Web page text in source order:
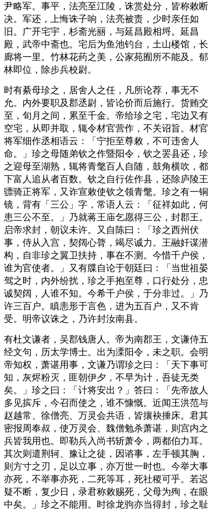
尹略军。事平，法亮至江陵，诛赏处分，皆称敕断
决。军还，上悔诛子响，法亮被责，少时亲任如
旧。广开宅宇，杉斋光丽，与延昌殿相埒。延昌
殿，武帝中斋也。宅后为鱼池钓台，土山楼馆，长
廊将一里。竹林花药之美，公家苑囿所不能及。郁
林即位，除步兵校尉。
时有綦母珍之，居舍人之任，凡所论荐，事无不
允。内外要职及郡丞尉，皆论价而后施行。货贿交
至，旬月之间，累至千金。帝给珍之宅，宅边又有
空宅，从即并取，辄令材官营作，不关诏旨。材官
将军细作丞相语云：「宁拒至尊敕，不可违舍人
命。」珍之母随弟钦之作暨阳令，钦之罢县还，珍
之迎母至湖熟，辄将青氅百人自随，鼓角横吹，都
下富人追从者百数。钦之自行佐作县，还除庐陵王
骠骑正将军，又诈宣敕使钦之领青氅。珍之有一铜
镜，背有「三公」字，常语人云：「征祥如此，何
患三公不至。」乃就蒋王庙乞愿得三公，封郡王。
启帝求封，朝议未许。又自陈曰：「珍之西州伏
事，侍从入宫，契阔心膂，竭尽诚力。王融奸谋潜
构，自非珍之翼卫扶持，事在不测。今惜千户侯，
谁为官使者。」又有牒自论于朝廷曰：「当世祖晏
驾之时，内外纷扰，珍之手抱至尊，口行处分，忠
诚契阔，人谁不知。今希千户侯，于分非过。」乃
许三百户。瞋恚形于言色，进为五百户，又不肯
受。明帝议诛之，乃许封汝南县。
有杜文谦者，吴郡钱唐人。帝为南郡王，文谦侍五
经文句，历太学博士。出为溧阳令，未之职。会明
帝知权，萧谌用事，文谦乃谓珍之曰：「天下事可
知，灰烬粉灭，匪朝伊夕，不早为计，吾徒无类
矣。」珍之曰：「计将安出？」答曰：「先帝故人
多见摈斥，今召而使之，谁不慷慨。近闻王洪范与
赵越常、徐僧亮、万灵会共语，皆攘袂捶床。君其
密报周奉叔，使万灵会、魏僧勉杀萧谌，则宫内之
兵皆我用也。即勒兵入尚书斩萧令，两都伯力耳。
其次则遣荆轲、豫让之徒，因谘事，左手顿其胸，
则方寸之刃，足以立事，亦万世一时也。今举大事
亦死，不举事亦死，二死等耳，死社稷可乎。若迟
疑不断，复少日，录君称敕赐死，父母为殉，在眼
中矣。」珍之不能用。时徐龙驹亦当得封，珍之耻